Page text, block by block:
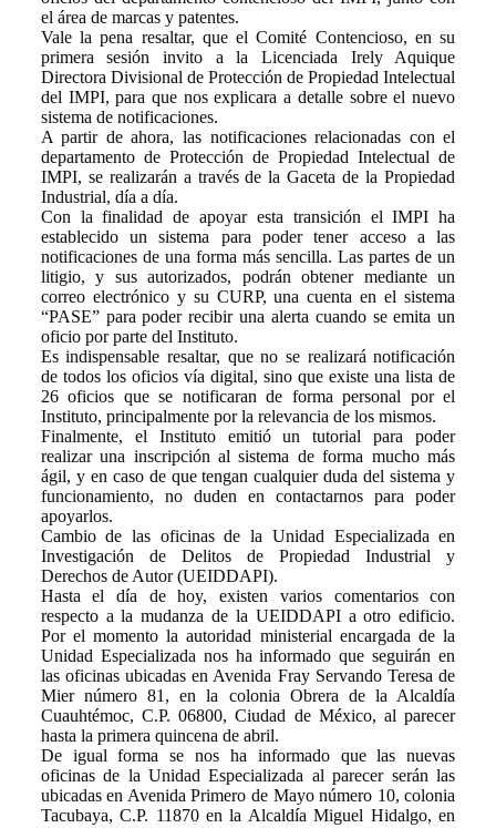
el área de marcas y patentes.
Vale la pena resaltar, que el Comité Contencioso, en su
primera sesión invito a la Licenciada Irely Aquique
Directora Divisional de Protección de Propiedad Intelectual
del IMPI, para que nos explicara a detalle sobre el nuevo
sistema de notificaciones.
A partir de ahora, las notificaciones relacionadas con el
departamento de Protección de Propiedad Intelectual de
IMPI, se realizarán a través de la Gaceta de la Propiedad
Industrial, día a día.
Con la finalidad de apoyar esta transición el IMPI ha
establecido un sistema para poder tener acceso a las
notificaciones de una forma más sencilla. Las partes de un
litigio, y sus autorizados, podrán obtener mediante un
correo electrónico y su CURP, una cuenta en el sistema
“PASE” para poder recibir una alerta cuando se emita un
oficio por parte del Instituto.
Es indispensable resaltar, que no se realizará notificación
de todos los oficios vía digital, sino que existe una lista de
26 oficios que se notificaran de forma personal por el
Instituto, principalmente por la relevancia de los mismos.
Finalmente, el Instituto emitió un tutorial para poder
realizar una inscripción al sistema de forma mucho más
ágil, y en caso de que tengan cualquier duda del sistema y
funcionamiento, no duden en contactarnos para poder
apoyarlos.
Cambio de las oficinas de la Unidad Especializada en
Investigación de Delitos de Propiedad Industrial y
Derechos de Autor (UEIDDAPI).
Hasta el día de hoy, existen varios comentarios con
respecto a la mudanza de la UEIDDAPI a otro edificio.
Por el momento la autoridad ministerial encargada de la
Unidad Especializada nos ha informado que seguirán en
las oficinas ubicadas en Avenida Fray Servando Teresa de
Mier número 81, en la colonia Obrera de la Alcaldía
Cuauhtémoc, C.P. 06800, Ciudad de México, al parecer
hasta la primera quincena de abril.
De igual forma se nos ha informado que las nuevas
oficinas de la Unidad Especializada al parecer serán las
ubicadas en Avenida Primero de Mayo número 10, colonia
Tacubaya, C.P. 11870 en la Alcaldía Miguel Hidalgo, en